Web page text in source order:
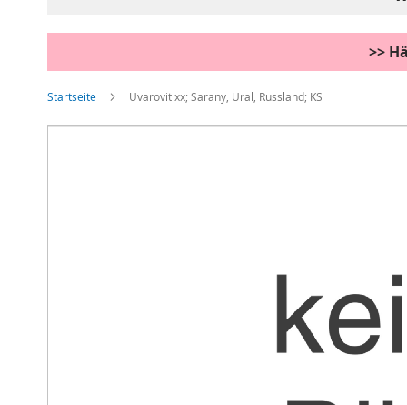
>>
Startseite Uvarovit xx; Sarany, Ural, Russland; KS
Zum